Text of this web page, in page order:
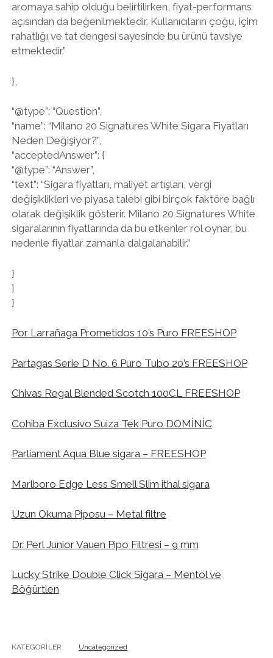
aromaya sahip olduğu belirtilirken, fiyat-performans
açısından da beğenilmektedir. Kullanıcıların çoğu, içim
rahatlığı ve tat dengesi sayesinde bu ürünü tavsiye
etmektedir.”
},
“@type”: “Question”,
“name”: “Milano 20 Signatures White Sigara Fiyatları
Neden Değişiyor?”,
“acceptedAnswer”: {
“@type”: “Answer”,
“text”: “Sigara fiyatları, maliyet artışları, vergi
değişiklikleri ve piyasa talebi gibi birçok faktöre bağlı
olarak değişiklik gösterir. Milano 20 Signatures White
sigaralarının fiyatlarında da bu etkenler rol oynar, bu
nedenle fiyatlar zamanla dalgalanabilir.”
}
]
}
Por Larrañaga Prometidos 10’s Puro FREESHOP
Partagas Serie D No. 6 Puro Tubo 20’s FREESHOP
Chivas Regal Blended Scotch 100CL FREESHOP
Cohiba Exclusivo Suiza Tek Puro DOMİNİC
Parliament Aqua Blue sigara – FREESHOP
Marlboro Edge Less Smell Slim ithal sigara
Uzun Okuma Piposu – Metal filtre
Dr. Perl Junior Vauen Pipo Filtresi – 9 mm
Lucky Strike Double Click Sigara – Mentol ve
Böğürtlen
KATEGORILER: Uncategorized